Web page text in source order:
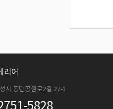
리어
시 동탄공원로2길 27-1